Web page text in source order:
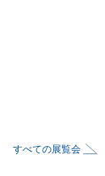
すべての展覧会